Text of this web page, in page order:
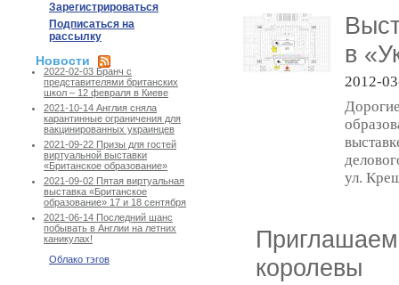
Зарегистрироваться
Подписаться на
рассылку
Новости
2022-02-03 Бранч с
представителями британских
школ – 12 февраля в Киеве
2021-10-14 Англия сняла
карантинные ограничения для
вакцинированных украинцев
2021-09-22 Призы для гостей
виртуальной выставки
«Британское образование»
2021-09-02 Пятая виртуальная
выставка «Британское
образование» 17 и 18 сентября
2021-06-14 Последний шанс
побывать в Англии на летних
каникулах!
Облако тэгов
в
2012-
ул.
королевы